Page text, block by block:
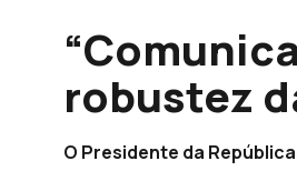
robustez
O Presidente da